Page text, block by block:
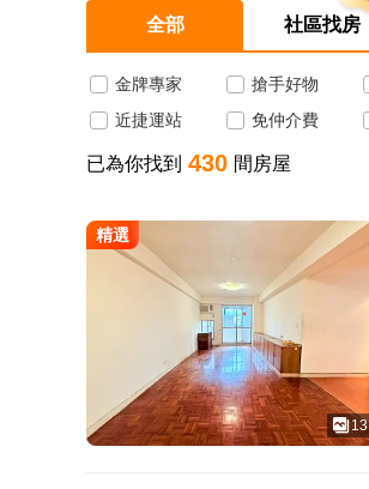
全部 社區找房
金牌專家 搶手好物
近捷運站
免仲介費
已為你找到 430 間房屋
13
精選